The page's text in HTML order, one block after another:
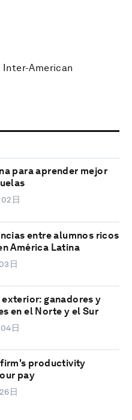
Inter-American
para aprender mejor
日
entre alumnos ricos
América Latina
日
ganadores y
en el Norte y el Sur
日
firm's productivity
pay
日